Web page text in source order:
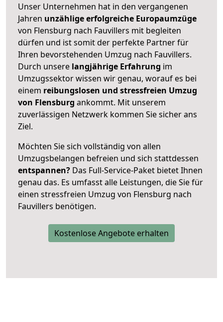
Unser Unternehmen hat in den vergangenen
Jahren unzählige erfolgreiche Europaumzüge
von Flensburg nach Fauvillers mit begleiten
dürfen und ist somit der perfekte Partner für
Ihren bevorstehenden Umzug nach Fauvillers.
Durch unsere langjährige Erfahrung im
Umzugssektor wissen wir genau, worauf es bei
einem reibungslosen und stressfreien Umzug
von Flensburg ankommt. Mit unserem
zuverlässigen Netzwerk kommen Sie sicher ans
Ziel.
Möchten Sie sich vollständig von allen
Umzugsbelangen befreien und sich stattdessen
entspannen? Das Full-Service-Paket bietet Ihnen
genau das. Es umfasst alle Leistungen, die Sie für
einen stressfreien Umzug von Flensburg nach
Fauvillers benötigen.
Kostenlose Angebote erhalten